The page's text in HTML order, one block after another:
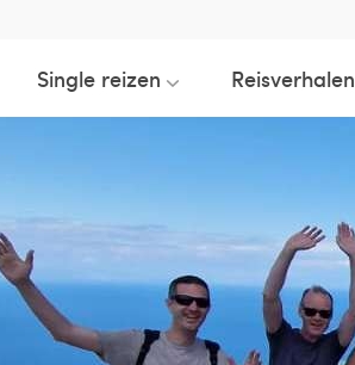
Single reizen Reisverhalen